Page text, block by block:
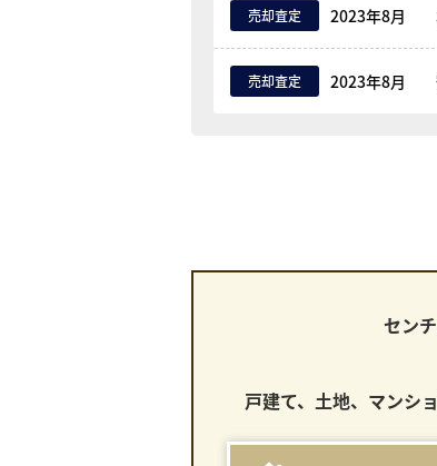
売却査定 2023年8月
売却査定 2023年8月
セン
戸建て、土地、マンシ